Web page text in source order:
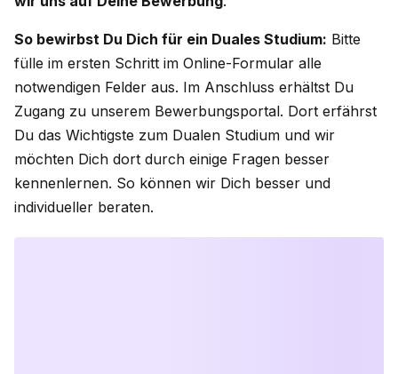
So bewirbst Du Dich für ein Duales Studium: Bitte
fülle im ersten Schritt im Online-Formular alle
notwendigen Felder aus. Im Anschluss erhältst Du
Zugang zu unserem Bewerbungsportal. Dort erfährst
Du das Wichtigste zum Dualen Studium und wir
möchten Dich dort durch einige Fragen besser
kennenlernen. So können wir Dich besser und
individueller beraten.